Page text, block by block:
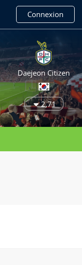
Connexion
Daejeon Citizen
2,71